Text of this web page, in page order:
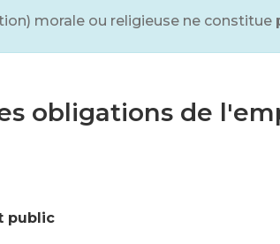
morale ou religieuse ne
obligations de
public